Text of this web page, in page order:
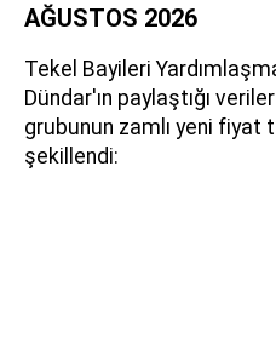
AĞUSTOS 2026
Tekel Bayileri
Dündar'ın paylaştığı
grubunun zamlı yeni fiyat
şekillendi: